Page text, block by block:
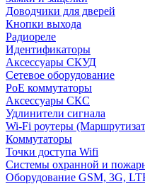
Доводчики для дверей
Кнопки выхода
Радиореле
Идентификаторы
Аксессуары СКУД
Сетевое оборудование
PoE коммутаторы
Аксессуары СКС
Удлинители сигнала
Wi-Fi роутеры
Коммутаторы
Точки доступа Wifi
Системы охранной и
Оборудование GSM, 3G,